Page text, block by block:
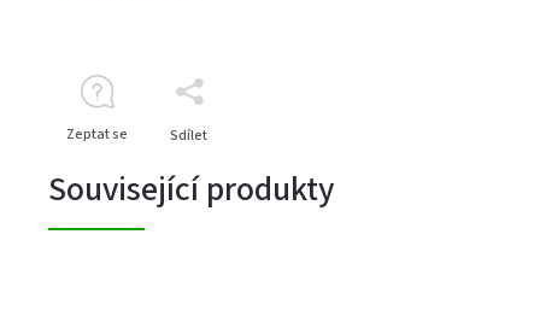
Zeptat se Sdílet
Související produkty